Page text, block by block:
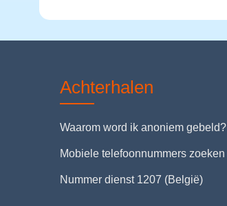
Achterhalen
Waarom word ik anoniem gebeld?
Mobiele telefoonnummers zoeken
Nummer dienst 1207 (België)